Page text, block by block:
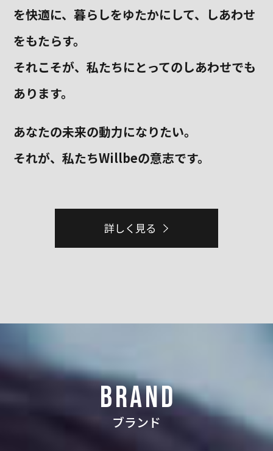
を快適に、暮らしをゆたかにして、しあわせ
をもたらす。
それこそが、私たちにとってのしあわせでも
あります。
あなたの未来の動力になりたい。
それが、私たちWillbeの意志です。
詳しく見る
BRAND
ブランド